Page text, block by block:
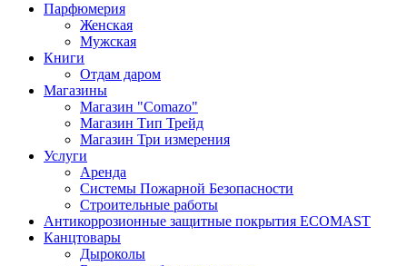
Парфюмерия
Женская
Мужская
Книги
Отдам даром
Магазины
Магазин "Comazo"
Магазин Тип Трейд
Магазин Три измерения
Услуги
Аренда
Системы Пожарной Безопасности
Строительные работы
Антикоррозионные защитные покрытия ECOMAST
Канцтовары
Дыроколы